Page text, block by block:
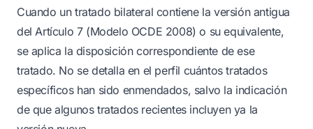
Cuando un tratado bilateral contiene la versión antigua
del Artículo 7 (Modelo OCDE 2008) o su equivalente,
se aplica la disposición correspondiente de ese
tratado. No se detalla en el perfil cuántos tratados
específicos han sido enmendados, salvo la indicación
de que algunos tratados recientes incluyen ya la